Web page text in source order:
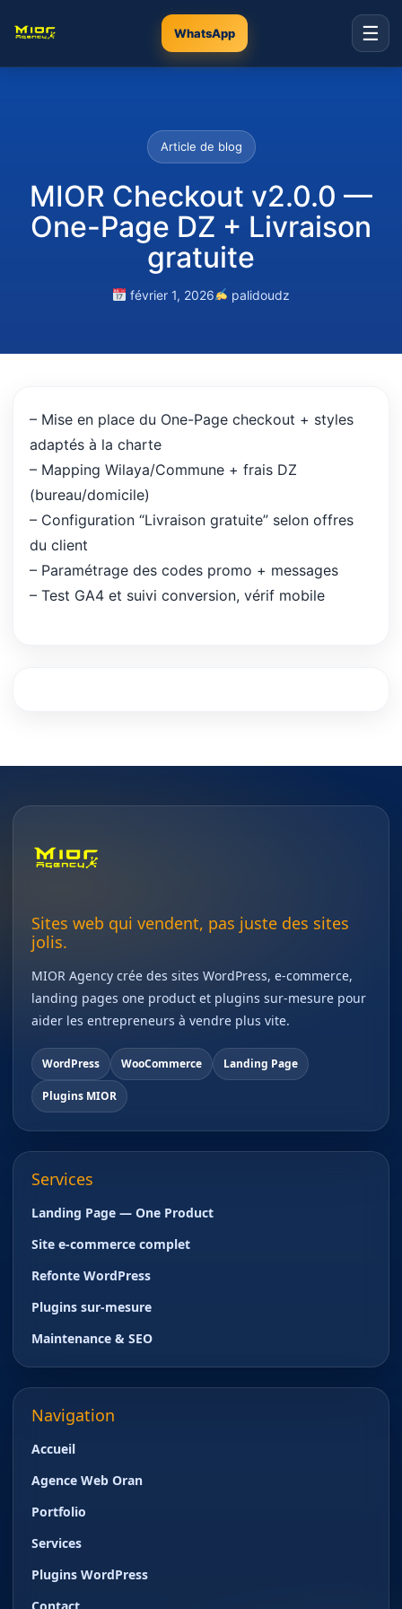
WhatsApp ☰
Article de blog
MIOR Checkout v2.0.0 —
One-Page DZ + Livraison
gratuite
février 1, 2026 palidoudz
– Mise en place du One-Page checkout + styles
adaptés à la charte
– Mapping Wilaya/Commune + frais DZ
(bureau/domicile)
– Configuration “Livraison gratuite” selon offres
du client
– Paramétrage des codes promo + messages
– Test GA4 et suivi conversion, vérif mobile
Sites web qui vendent, pas juste des sites
jolis.
MIOR Agency crée des sites WordPress, e-commerce,
landing pages one product et plugins sur-mesure pour
aider les entrepreneurs à vendre plus vite.
WordPress WooCommerce Landing Page
Plugins MIOR
Services
Landing Page — One Product
Site e-commerce complet
Refonte WordPress
Plugins sur-mesure
Maintenance & SEO
Navigation
Accueil
Agence Web Oran
Portfolio
Services
Plugins WordPress